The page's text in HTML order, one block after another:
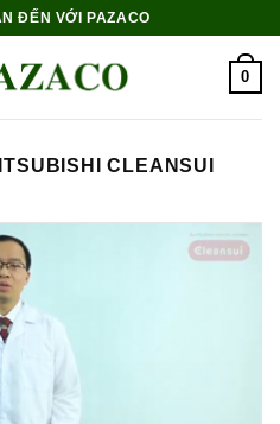
ĐẾN VỚI PAZACO
0
CLEANSUI